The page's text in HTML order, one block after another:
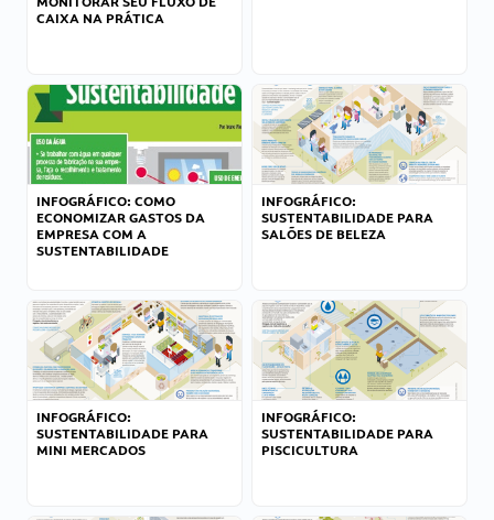
CAIXA NA PRÁTICA
INFOGRÁFICO: COMO
ECONOMIZAR GASTOS DA
EMPRESA COM A
SUSTENTABILIDADE
INFOGRÁFICO:
SUSTENTABILIDADE PARA
SALÕES DE BELEZA
INFOGRÁFICO:
SUSTENTABILIDADE PARA
MINI MERCADOS
INFOGRÁFICO:
SUSTENTABILIDADE PARA
PISCICULTURA